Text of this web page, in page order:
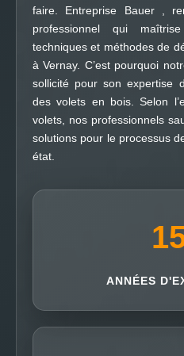
faire. Entreprise Bauer ,
professionnel qui
techniques et méthodes de
à Vernay. C’est pourquoi
sollicité pour son expertise
des volets en bois. Selon
volets, nos professionnels
solutions pour le processus
état.
ANNÉES